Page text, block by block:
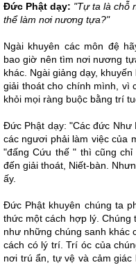
Ðức Phật dạy: "Tự ta là chỗ
thể làm nơi nương tựa?"
Ngài khuyên các môn đệ
bao giờ nên tìm nơi nương
khác. Ngài giảng dạy,
giải thoát cho chính mình, vì
khỏi mọi ràng buộc bằng trí
Ðức Phật dạy: "Các đức Như
các ngươi phải làm việc của
"đấng Cứu thế " thì cũng
đến giải thoát, Niết-bàn.
ấy.
Đức Phật khuyên chúng ta
thức một cách hợp lý. Chúng
như những chúng sanh khác
cách có lý trí. Trí óc của
nơi trú ẩn, tự vệ và cảm